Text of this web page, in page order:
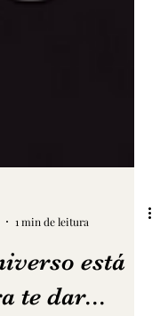
1 min de leitura
está